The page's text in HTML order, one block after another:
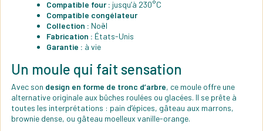
Compatible four : jusqu’à 230°C
Compatible congélateur
Collection : Noël
Fabrication : États-Unis
Garantie : à vie
Un moule qui fait sensation
Avec son design en forme de tronc d’arbre, ce moule offre une
alternative originale aux bûches roulées ou glacées. Il se prête à
toutes les interprétations : pain d’épices, gâteau aux marrons,
brownie dense, ou gâteau moelleux vanille-orange.